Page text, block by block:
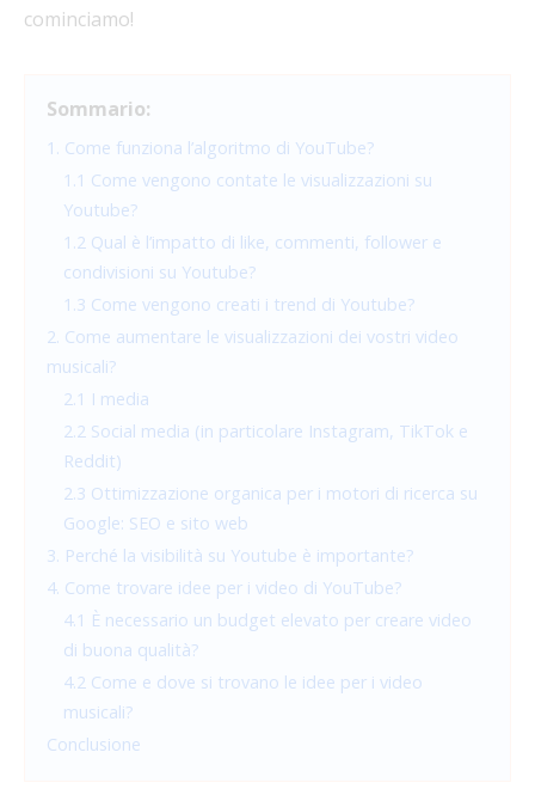
cominciamo!
Sommario:
1. Come funziona l’algoritmo di YouTube?
1.1 Come vengono contate le visualizzazioni su
Youtube?
1.2 Qual è l’impatto di like, commenti, follower e
condivisioni su Youtube?
1.3 Come vengono creati i trend di Youtube?
2. Come aumentare le visualizzazioni dei vostri video
musicali?
2.1 I media
2.2 Social media (in particolare Instagram, TikTok e
Reddit)
2.3 Ottimizzazione organica per i motori di ricerca su
Google: SEO e sito web
3. Perché la visibilità su Youtube è importante?
4. Come trovare idee per i video di YouTube?
4.1 È necessario un budget elevato per creare video
di buona qualità?
4.2 Come e dove si trovano le idee per i video
musicali?
Conclusione